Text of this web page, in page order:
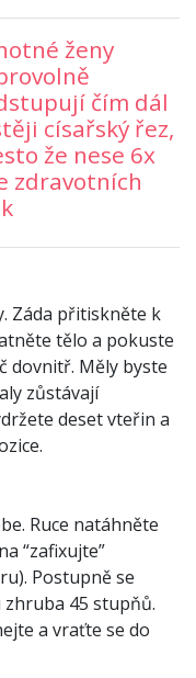
ženy
čím dál
císařský řez,
že nese 6x
zdravotních
Záda přitiskněte k
tělo a pokuste
dovnitř. Měly byste
zůstávají
deset vteřin a
Ruce natáhněte
“zafixujte”
Postupně se
45 stupňů.
a vraťte se do